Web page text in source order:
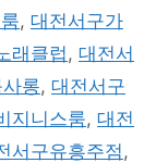
, 대전서구가
래클럽, 대전서
롱, 대전서구
지니스룸, 대전
서구유흥주점,